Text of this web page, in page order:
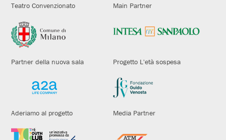
Teatro Convenzionato Main Partner
Partner della nuova sala Progetto L'età sospesa
Aderiamo al progetto Media Partner